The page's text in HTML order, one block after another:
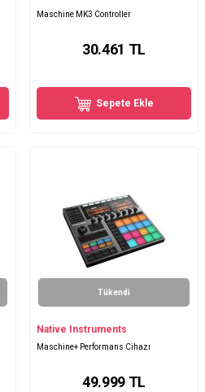
Maschine MK3 Controller
30.461 TL
Sepete Ekle
Tükendi
Native Instruments
Maschine+ Performans Cihazı
49.999TL